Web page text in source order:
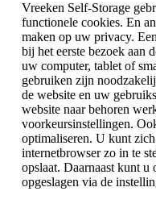
Vreeken Self-Storage
functionele cookies. En
maken op uw privacy.
bij het eerste bezoek aan
uw computer, tablet of
gebruiken zijn
de website en uw
website naar behoren
voorkeursinstellingen.
optimaliseren. U kunt
internetbrowser zo in te
opslaat. Daarnaast kunt
opgeslagen via de